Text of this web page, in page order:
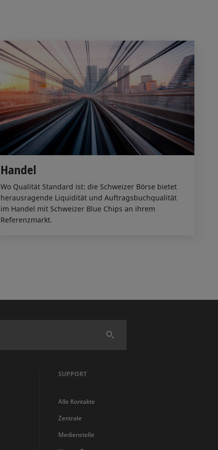
Handel
Wo Qualität Standard ist: die Schweizer Börse bietet
herausragende Liquidität und Auftragsbuchqualität
im Handel mit Schweizer Blue Chips an ihrem
Referenzmarkt.
Finden
SUPPORT
Alle Kontakte
Zentrale
Medienstelle